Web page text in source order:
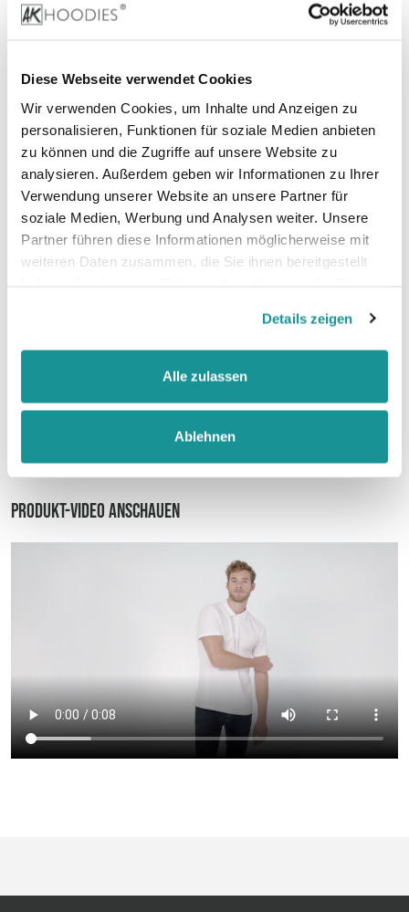
Diese Webseite verwendet Cookies
Wir verwenden Cookies, um Inhalte und Anzeigen zu
personalisieren, Funktionen für soziale Medien anbieten
zu können und die Zugriffe auf unsere Website zu
analysieren. Außerdem geben wir Informationen zu Ihrer
Verwendung unserer Website an unsere Partner für
soziale Medien, Werbung und Analysen weiter. Unsere
Partner führen diese Informationen möglicherweise mit
weiteren Daten zusammen, die Sie ihnen bereitgestellt
Details zeigen
Alle zulassen
Ablehnen
80% Baumwolle, 20% Polyester (Heather Grey)
Stoffgewicht: 180 g/m²
Zertifizierungen:
Vegan, faire Arbeitsbedingungen, Oeko-Tex 100,
Better cotton (BCI cotton)
Produkt-Video anschauen